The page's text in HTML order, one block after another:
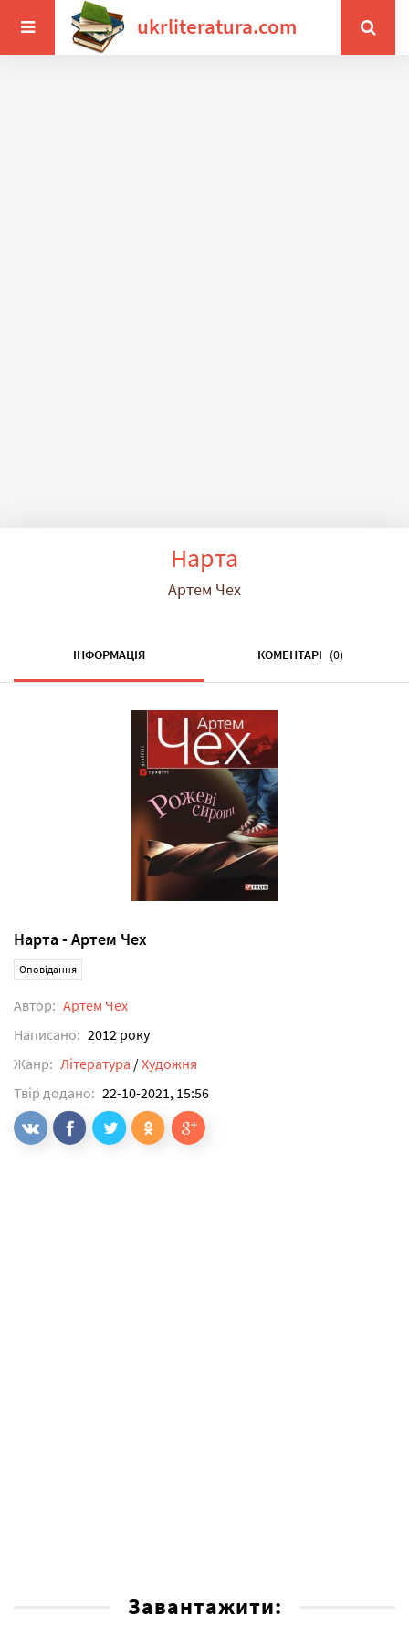
ukrliteratura.com
Нарта
Артем Чех
ІНФОРМАЦІЯ КОМЕНТАРІ (0)
Нарта - Артем Чех
Оповідання
Автор: Артем Чех
Написано: 2012 року
Жанр: Література /Художня
Твір додано: 22-10-2021, 15:56
Завантажити: